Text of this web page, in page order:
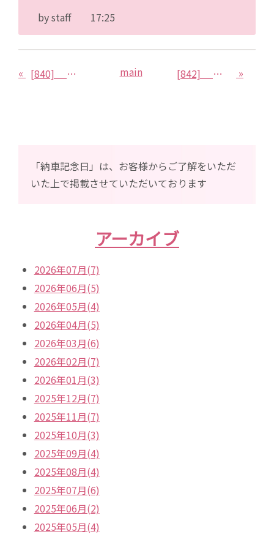
bystaff 17:25
« [840] スバル ステラ main [842] トヨタ クラウンクルスオーバー »
「納車記念日」は、お客様からご了解をいただ
いた上で掲載させていただいております
アーカイブ
2026年07月(7)
2026年06月(5)
2026年05月(4)
2026年04月(5)
2026年03月(6)
2026年02月(7)
2026年01月(3)
2025年12月(7)
2025年11月(7)
2025年10月(3)
2025年09月(4)
2025年08月(4)
2025年07月(6)
2025年06月(2)
2025年05月(4)